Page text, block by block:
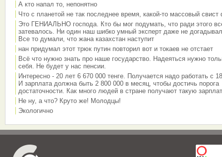
А кто напал то, непонятно
Что с планетой не так последнее время, какой-то массовый свист
Это ГЕНИАЛЬНО господа. Кто бы мог подумать, что ради этого
затевалось. Ни один наш шибко умный эксперт даже не
Все то думали, что жана казахстан наступит
нан придумал этот трюк путин повторил вот и токаев не отстает
Всё что нужно знать про наше государство. Надеяться нужно
себя. Не будет у нас пенсии.
Интересно - 20 лет 6 670 000 тенге. Получается надо работать с
И зарплата должна быть 2 800 000 в месяц, чтобы достичь порога
достаточности. Как много людей в стране получают такую
Не ну, а что? Круто же! Молодцы!
Экологично